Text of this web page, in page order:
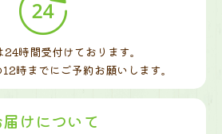
時間受付けております。
時までにご予約お願いします。
届けについて